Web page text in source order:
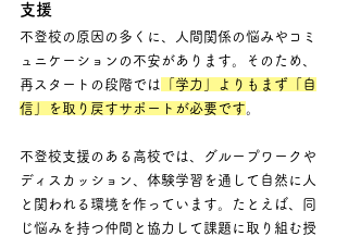
支援
不登校の原因の多くに、人間関係の悩みやコミ
ュニケーションの不安があります。そのため、
再スタートの段階では
「学力」よりもまず「自
信」を取り戻すサポートが必要です。
不登校支援のある高校では、グループワークや
ディスカッション、体験学習を通して自然に人
と関われる環境を作っています。たとえば、同
じ悩みを持つ仲間と協力して課題に取り組む授